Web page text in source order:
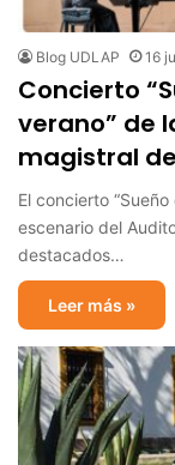
Blog UDLAP 16
Concierto
verano” de
magistral
El concierto
escenario del
destacados…
Leer más »